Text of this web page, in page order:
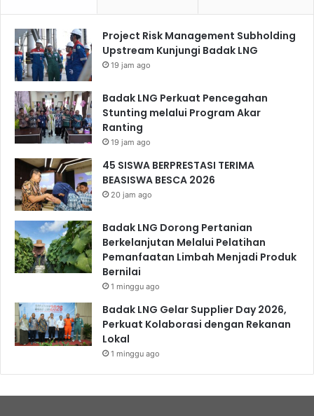
Project Risk Management Subholding
Upstream Kunjungi Badak LNG
19 jam ago
Badak LNG Perkuat Pencegahan
Stunting melalui Program Akar
Ranting
19 jam ago
45 SISWA BERPRESTASI TERIMA
BEASISWA BESCA 2026
20 jam ago
Badak LNG Dorong Pertanian
Berkelanjutan Melalui Pelatihan
Pemanfaatan Limbah Menjadi Produk
Bernilai
1 minggu ago
Badak LNG Gelar Supplier Day 2026,
Perkuat Kolaborasi dengan Rekanan
Lokal
1 minggu ago